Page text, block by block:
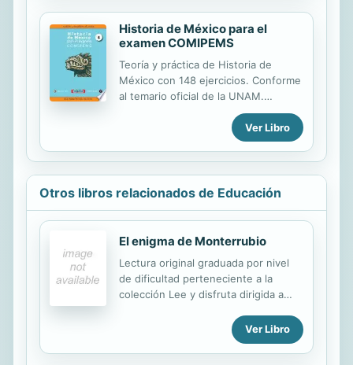
Historia de México para el
examen COMIPEMS
Teoría y práctica de Historia de
México con 148 ejercicios. Conforme
al temario oficial de la UNAM.
Escalables al celular, Tablet, laptop y
Ver Libro
Otros libros relacionados de Educación
El enigma de Monterrubio
Lectura original graduada por nivel
de dificultad perteneciente a la
colección Lee y disfruta dirigida a
extranjera. Detrás de cada lectura
hay unos ejercicios de explotación
didáctica y el solucinario de los
Ver Libro